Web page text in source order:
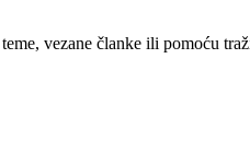
vezane članke ili pomoću